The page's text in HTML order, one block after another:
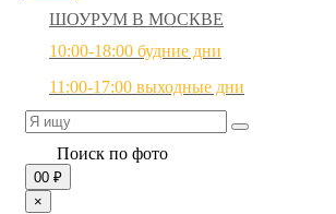
ШОУРУМ В МОСКВЕ
10:00-18:00 будние дни
11:00-17:00 выходные дни
Поиск по фото
00 ₽
×